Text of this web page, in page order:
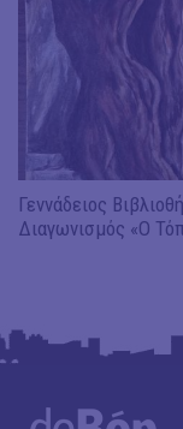
Γεννάδειος
Διαγωνισμός «Ο